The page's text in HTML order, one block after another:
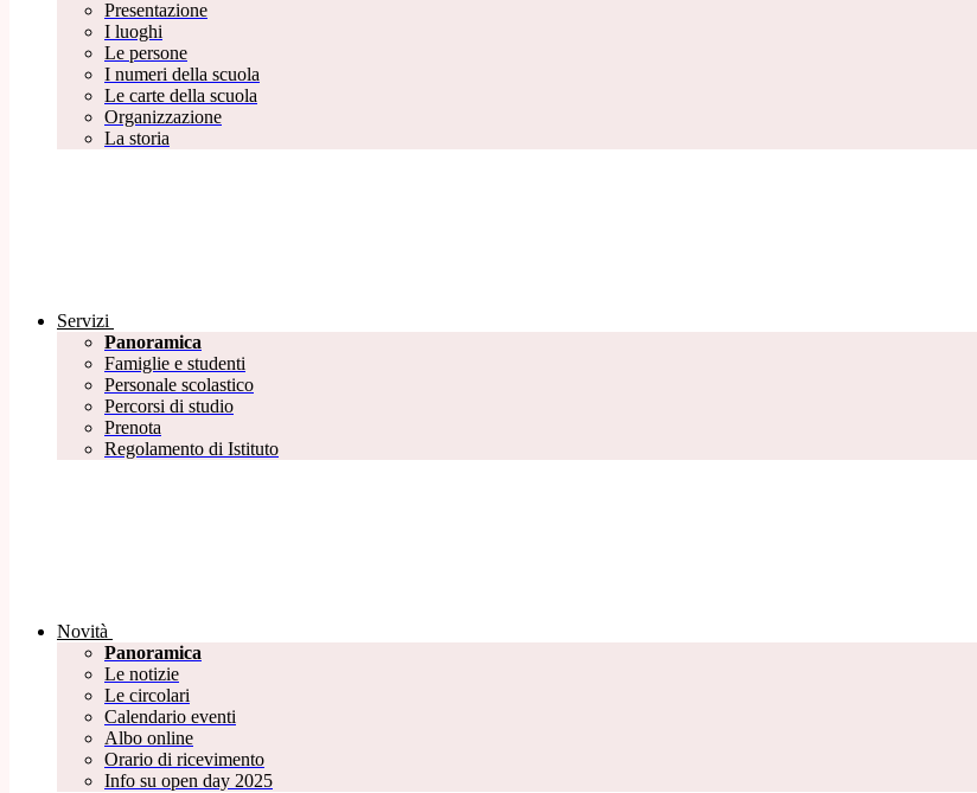
Presentazione
I luoghi
Le persone
I numeri della scuola
Le carte della scuola
Organizzazione
La storia
Servizi
Panoramica
Famiglie e studenti
Personale scolastico
Percorsi di studio
Prenota
Regolamento di Istituto
Novità
Panoramica
Le notizie
Le circolari
Calendario eventi
Albo online
Orario di ricevimento
Info su open day 2025